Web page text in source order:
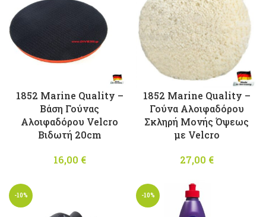
1852 Marine Quality –
Βάση Γούνας
Αλοιφαδόρου Velcro
Βιδωτή 20cm
16,00 €
1852 Marine Quality –
Γούνα Αλοιφαδόρου
Σκληρή Μονής Όψεως
με Velcro
27,00 €
-10% -10%